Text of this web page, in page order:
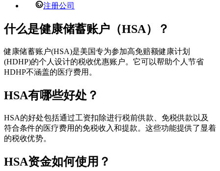
注册公司
什么是健康储蓄账户（HSA）？
健康储蓄账户(HSA)是美国专为参加高免赔额健康计划
(HDHP)的个人设计的税收优惠账户。它可以帮助个人节省
HDHP不涵盖的医疗费用。
HSA有哪些好处？
HSA的好处包括通过工资扣除进行税前供款、免税供款以及
符合条件的医疗费用的免税收入和提款。这些功能提供了显着
的税收优势。
HSA资金如何使用？